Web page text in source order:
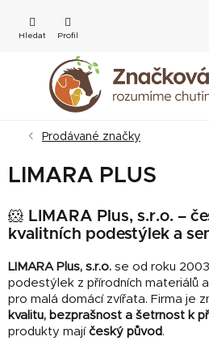
obsah
Prodávané značky
LIMARA PLUS
🐹 LIMARA Plus, s.r.o. –
kvalitních podestýlek a
LIMARA Plus, s.r.o. se od roku
podestýlek z přírodních materiálů
pro malá domácí zvířata. Firma je
kvalitu, bezprašnost a šetrnost k
produkty mají český původ .